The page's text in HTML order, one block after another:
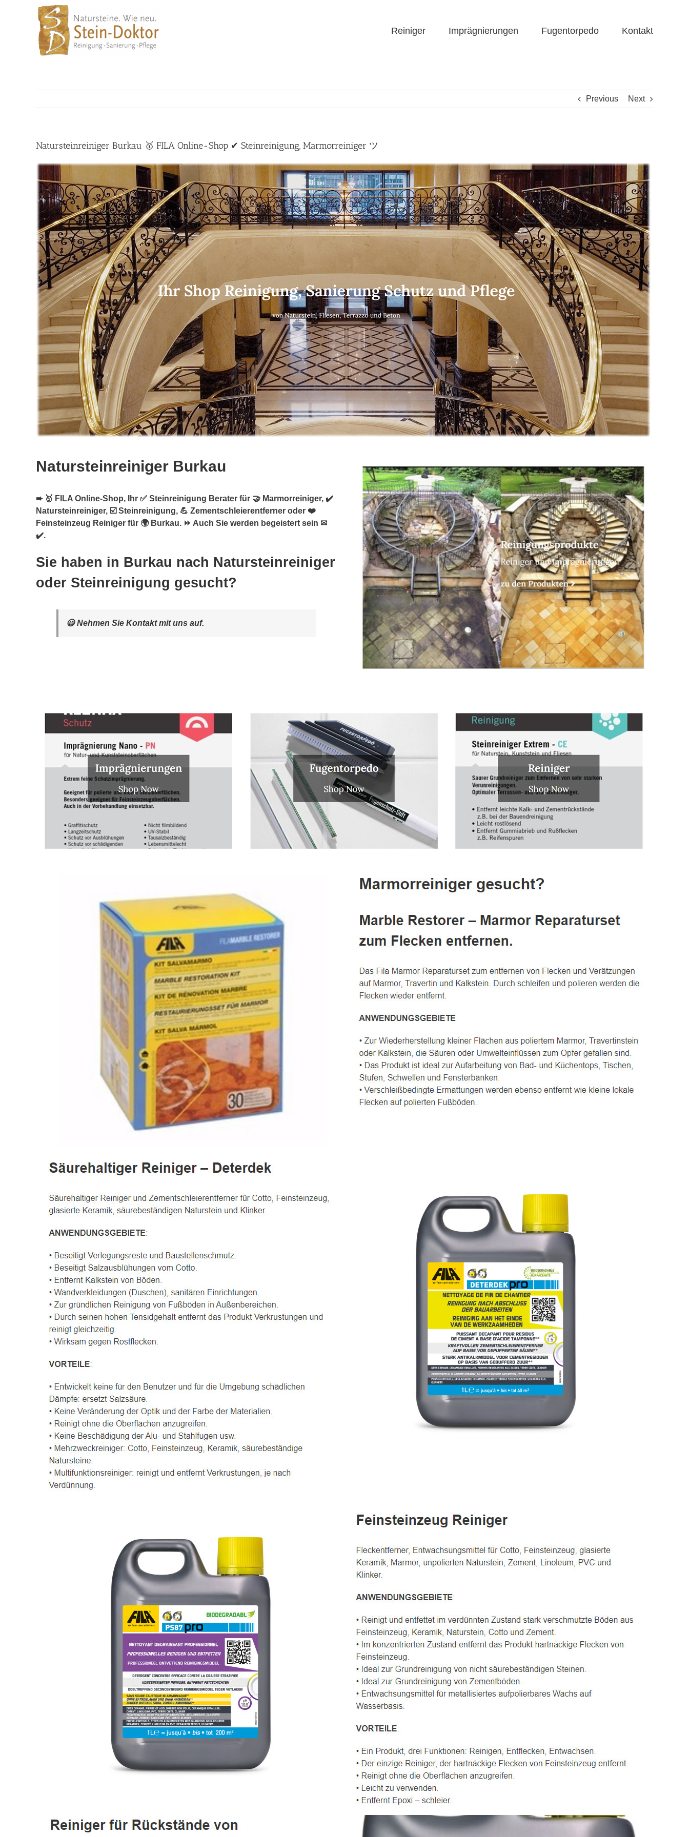
Reiniger Imprägnierungen Fugentorpedo Kontakt
Previous Next
Natursteinreiniger Burkau 🥇 FILA Online-Shop ✔ Steinreinigung, Marmorreiniger ツ
Natursteinreiniger Burkau
➨ 🥇 FILA Online-Shop, Ihr ✅ Steinreinigung Berater für 🤝 Marmorreiniger, ✔️
Natursteinreiniger, ☑️ Steinreinigung, 💪 Zementschleierentferner oder ❤️
Feinsteinzeug Reiniger für 🌍 Burkau. ⏩ Auch Sie werden begeistert sein ✉
✔️.
Sie haben in Burkau nach Natursteinreiniger
oder Steinreinigung gesucht?
😃 Nehmen Sie Kontakt mit uns auf.